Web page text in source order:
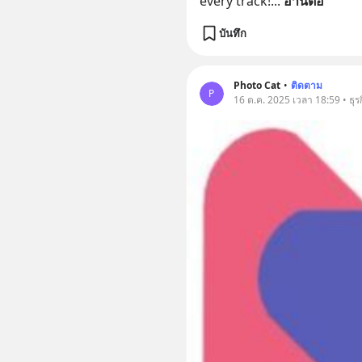
บันทึก
P
Photo Cat • ติดตาม
16 ต.ค. 2025 เวลา 18:59 • ธุ